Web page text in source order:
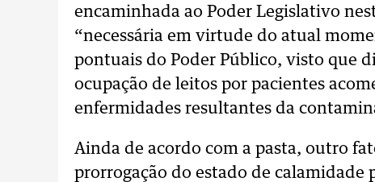
encaminhada ao Poder Legislativo
“necessária em virtude do atual
pontuais do Poder Público, visto que
ocupação de leitos por pacientes
enfermidades resultantes da
Ainda de acordo com a pasta, outro
prorrogação do estado de calamidade